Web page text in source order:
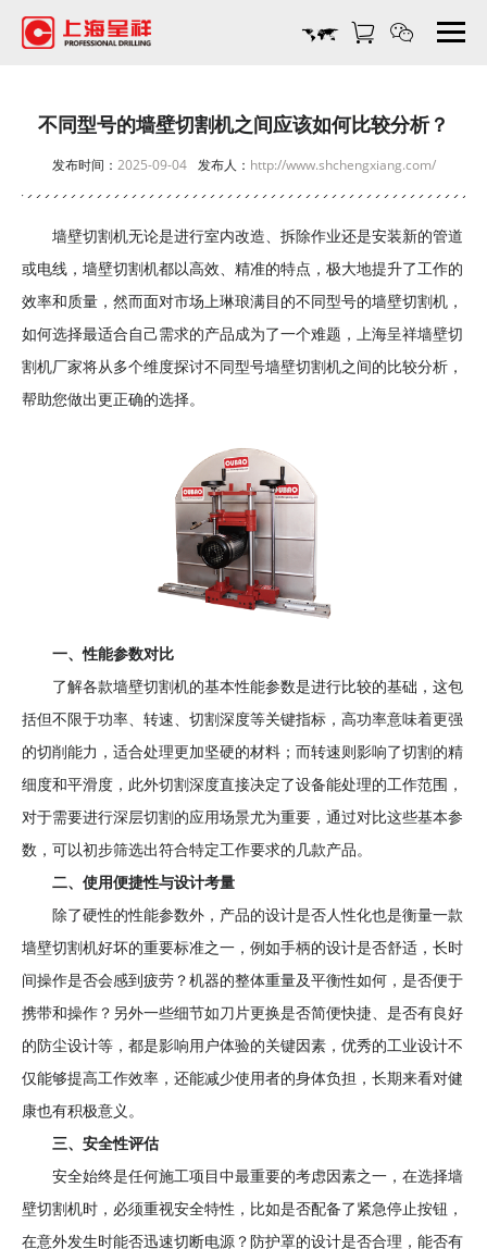
不同型号的墙壁切割机之间应该如何比较分析？
发布时间： 2025-09-04 发布人： http://www.shchengxiang.com/
墙壁切割机无论是进行室内改造、拆除作业还是安装新的管道
或电线，墙壁切割机都以高效、精准的特点，极大地提升了工作的
效率和质量，然而面对市场上琳琅满目的不同型号的墙壁切割机，
如何选择最适合自己需求的产品成为了一个难题，上海呈祥墙壁切
割机厂家将从多个维度探讨不同型号墙壁切割机之间的比较分析，
帮助您做出更正确的选择。
一、性能参数对比
了解各款墙壁切割机的基本性能参数是进行比较的基础，这包
括但不限于功率、转速、切割深度等关键指标，高功率意味着更强
的切削能力，适合处理更加坚硬的材料；而转速则影响了切割的精
细度和平滑度，此外切割深度直接决定了设备能处理的工作范围，
对于需要进行深层切割的应用场景尤为重要，通过对比这些基本参
数，可以初步筛选出符合特定工作要求的几款产品。
二、使用便捷性与设计考量
除了硬性的性能参数外，产品的设计是否人性化也是衡量一款
墙壁切割机好坏的重要标准之一，例如手柄的设计是否舒适，长时
间操作是否会感到疲劳？机器的整体重量及平衡性如何，是否便于
携带和操作？另外一些细节如刀片更换是否简便快捷、是否有良好
的防尘设计等，都是影响用户体验的关键因素，优秀的工业设计不
仅能够提高工作效率，还能减少使用者的身体负担，长期来看对健
康也有积极意义。
三、安全性评估
安全始终是任何施工项目中最重要的考虑因素之一，在选择墙
壁切割机时，必须重视安全特性，比如是否配备了紧急停止按钮，
在意外发生时能否迅速切断电源？防护罩的设计是否合理，能否有